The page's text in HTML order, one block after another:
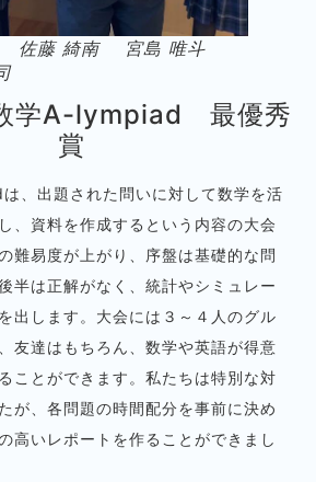
藤 綺南 宮島 唯斗
学A-lympiad 最優秀
賞
、出題された問いに対して数学を活
、資料を作成するという内容の大会
難易度が上がり、序盤は基礎的な問
半は正解がなく、統計やシミュレー
出します。大会には３～４人のグル
友達はもちろん、数学や英語が得意
ことができます。私たちは特別な対
が、各問題の時間配分を事前に決め
高いレポートを作ることができまし